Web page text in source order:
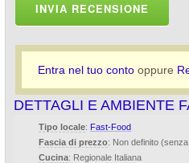
INVIA RECENSIONE
Entra nel tuo conto oppure
DETTAGLI E AMBIENTE
Tipo locale: Fast-Food
Fascia di prezzo: Non definito
Cucina: Regionale Italiana